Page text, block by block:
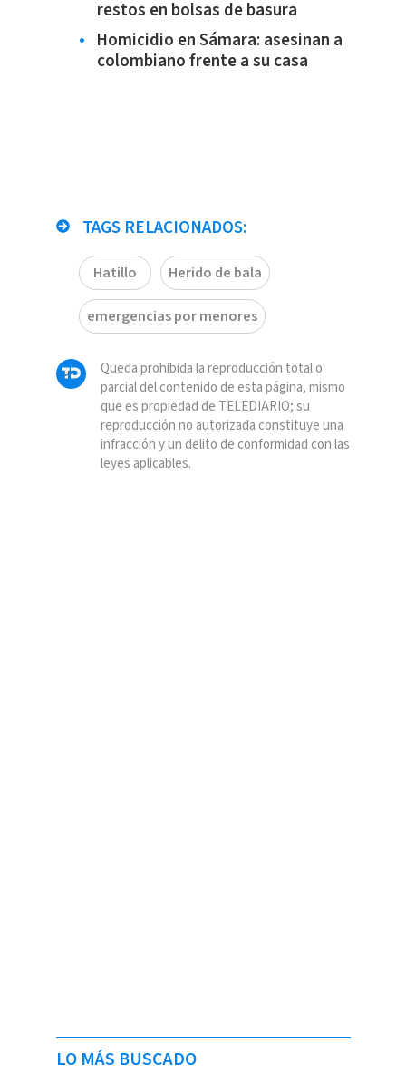
restos en bolsas de basura
Homicidio en Sámara: asesinan a
colombiano frente a su casa
TAGS RELACIONADOS:
Hatillo Herido de bala
emergencias por menores
Queda prohibida la reproducción total o
parcial del contenido de esta página, mismo
que es propiedad de TELEDIARIO; su
reproducción no autorizada constituye una
infracción y un delito de conformidad con las
leyes aplicables.
LO MÁS BUSCADO